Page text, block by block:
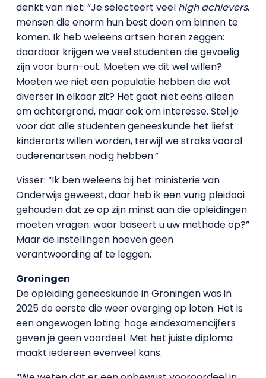
denkt van niet: “Je selecteert veel high achievers,
mensen die enorm hun best doen om binnen te
komen. Ik heb weleens artsen horen zeggen:
daardoor krijgen we veel studenten die gevoelig
zijn voor burn-out. Moeten we dit wel willen?
Moeten we niet een populatie hebben die wat
diverser in elkaar zit? Het gaat niet eens alleen
om achtergrond, maar ook om interesse. Stel je
voor dat alle studenten geneeskunde het liefst
kinderarts willen worden, terwijl we straks vooral
ouderenartsen nodig hebben.”
Visser: “Ik ben weleens bij het ministerie van
Onderwijs geweest, daar heb ik een vurig pleidooi
gehouden dat ze op zijn minst aan die opleidingen
moeten vragen: waar baseert u uw methode op?”
Maar de instellingen hoeven geen
verantwoording af te leggen.
Groningen
De opleiding geneeskunde in Groningen was in
2025 de eerste die weer overging op loten. Het is
een ongewogen loting: hoge eindexamencijfers
geven je geen voordeel. Met het juiste diploma
maakt iedereen evenveel kans.